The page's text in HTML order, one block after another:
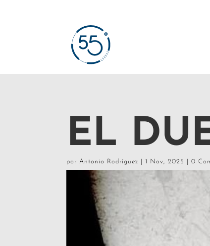
EL
porAntonio Rodríguez |1 Nov, 2025 |0